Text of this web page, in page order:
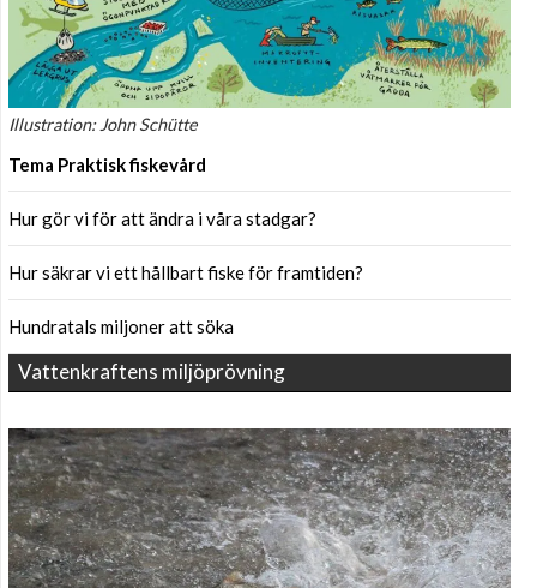
Illustration: John Schütte
Tema Praktisk fiskevård
Hur gör vi för att ändra i våra stadgar?
Hur säkrar vi ett hållbart fiske för framtiden?
Hundratals miljoner att söka
Vattenkraftens miljöprövning